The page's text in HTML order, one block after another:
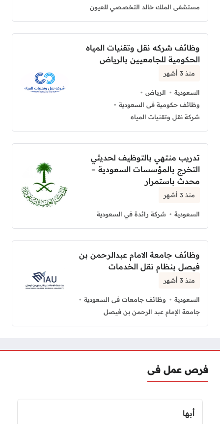
مستشفى الملك خالد التخصصي للعيون
وظائف شركه نقل وتقنيات المياه
الحكومية للجامعيين بالرياض
منذ 3 أشهر
السعودية
الرياض
وظائف حكومية فى السعودية
شركة نقل وتقنيات المياه
تدريب منتهي بالتوظيف لحديثي
التخرج بالمؤسسات السعودية –
محدث باستمرار
منذ 3 أشهر
السعودية شركة رائدة في السعودية
وظائف جامعة الامام عبدالرحمن بن
فيصل بنظام نقل الخدمات
منذ 3 أشهر
السعودية
وظائف جامعات فى السعودية
جامعة الإمام عبد الرحمن بن فيصل
فرص عمل فى
أبها